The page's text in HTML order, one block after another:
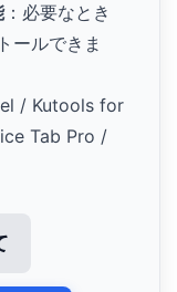
：必要なとき
ールできま
/ Kutools for
Tab Pro /